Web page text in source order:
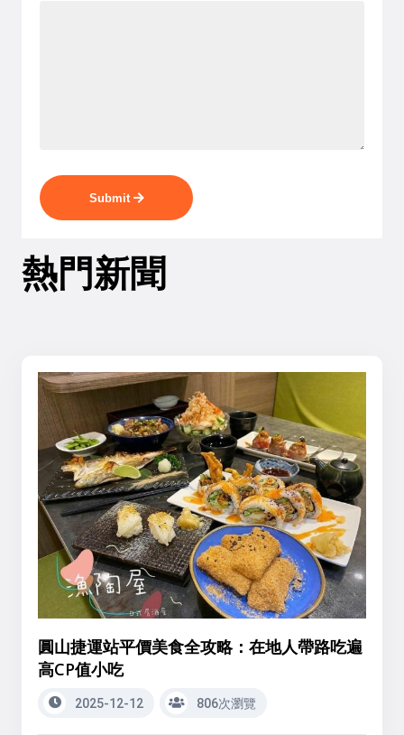
Submit
熱門新聞
圓山捷運站平價美食全攻略：在地人帶路吃遍
高CP值小吃
2025-12-12 806次瀏覽